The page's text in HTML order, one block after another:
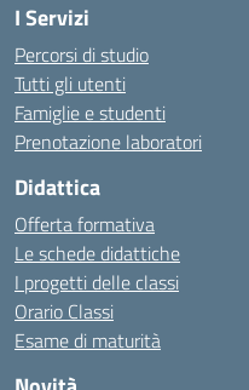
I Servizi
Percorsi di studio
Tutti gli utenti
Famiglie e studenti
Prenotazione laboratori
Didattica
Offerta formativa
Le schede didattiche
I progetti delle classi
Orario Classi
Esame di maturità